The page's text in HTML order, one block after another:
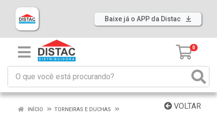
Baixe já o APP da Distac
0
VOLTAR
INÍCIO
TORNEIRAS E DUCHAS